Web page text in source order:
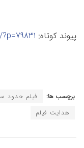
پیوند کوتاه:
برچسب ها: فیلم
هدایت فیلم